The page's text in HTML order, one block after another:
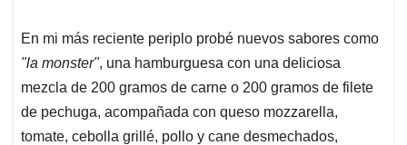
En mi más reciente periplo probé nuevos sabores como
"la monster", una hamburguesa con una deliciosa
mezcla de 200 gramos de carne o 200 gramos de filete
de pechuga, acompañada con queso mozzarella,
tomate, cebolla grillé, pollo y cane desmechados,